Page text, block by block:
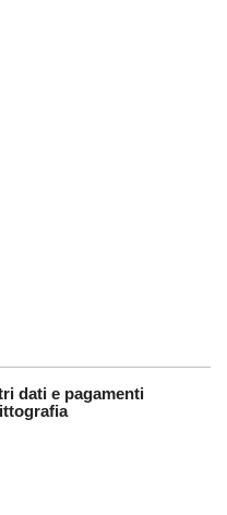
dati e pagamenti